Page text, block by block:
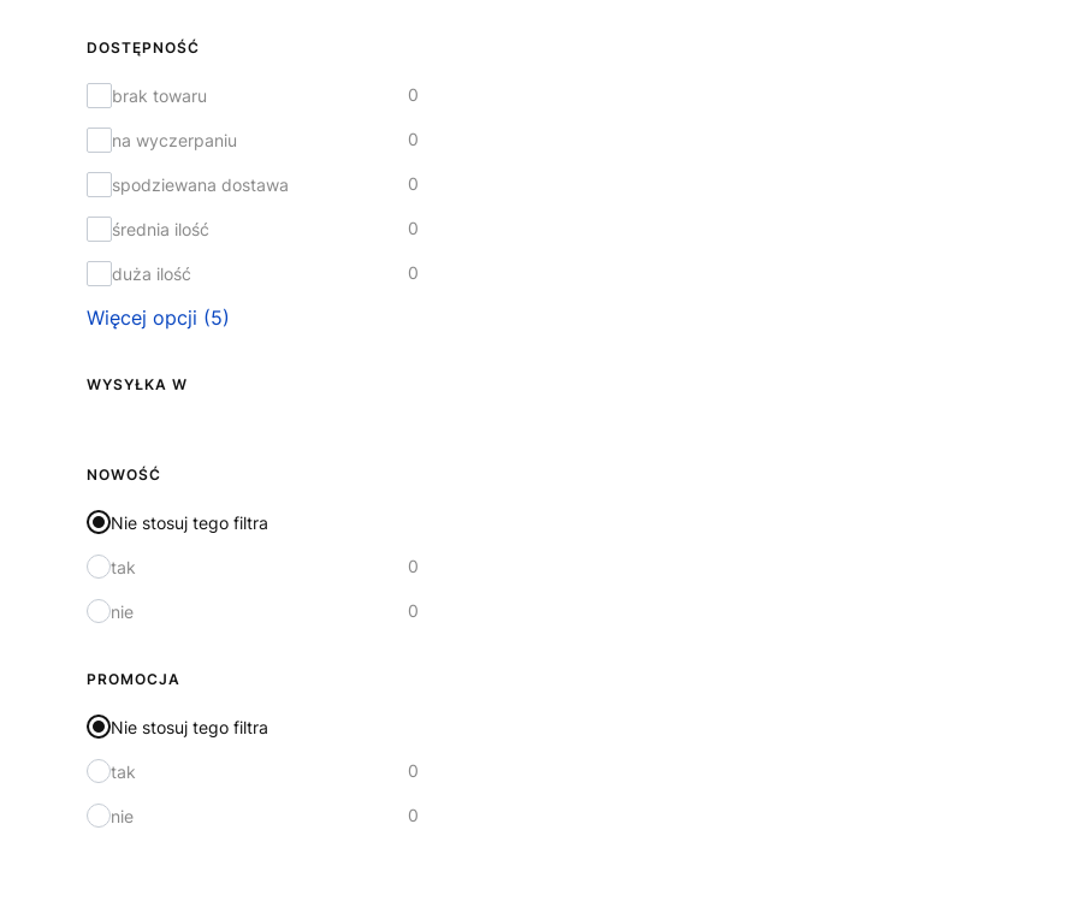
DOSTĘPNOŚĆ
Dostępność
brak towaru 0
na wyczerpaniu 0
spodziewana dostawa 0
średnia ilość 0
duża ilość 0
Więcej opcji (5)
WYSYŁKA W
NOWOŚĆ
Nie stosuj tego filtra
tak 0
nie 0
PROMOCJA
Nie stosuj tego filtra
tak 0
nie 0